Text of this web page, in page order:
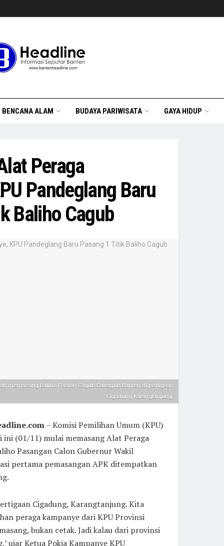
BENCANA ALAM BUDAYA PARIWISATA GAYA HIDUP
Peraga
Pandeglang Baru
Baliho Cagub
memasang Baliho Paslon Cagub-Cawagub Banten di pertigaan
Cigadung Karangtanjung.
– Komisi Pemilihan Umum (KPU)
(01/11) mulai memasang Alat Peraga
Pasangan Calon Gubernur Wakil
pertama pemasangan APK ditempatkan
Cigadung, Karangtanjung. Kita
peraga kampanye dari KPU Provinsi
bukan cetak. Jadi kalau dari provinsi
ujar Ketua Pokja Kampanye KPU